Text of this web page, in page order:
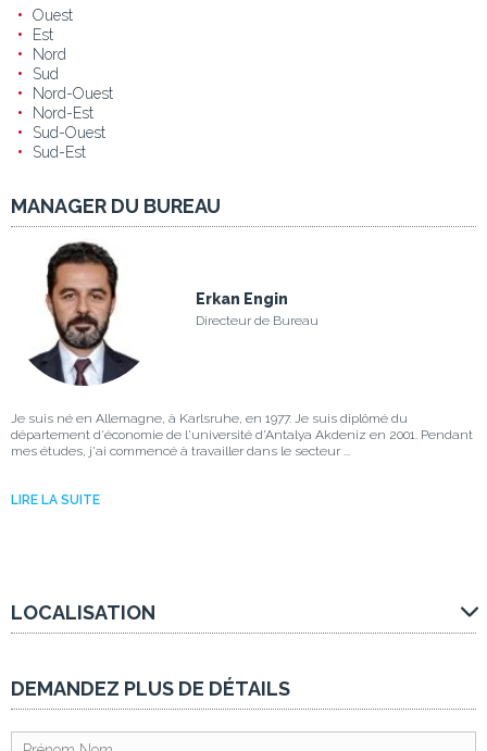
Ouest
Est
Nord
Sud
Nord-Ouest
Nord-Est
Sud-Ouest
Sud-Est
MANAGER DU BUREAU
Erkan Engin
Directeur de Bureau
Je suis né en Allemagne, à Karlsruhe, en 1977. Je suis diplômé du
département d'économie de l'université d'Antalya Akdeniz en 2001. Pendant
mes études, j'ai commencé à travailler dans le secteur ...
LIRE LA SUITE
LOCALISATION
DEMANDEZ PLUS DE DÉTAILS